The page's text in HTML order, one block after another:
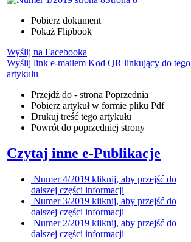
Pobierz dokument
Pokaż Flipbook
Wyślij na Facebooka
Wyślij link e-mailem Kod QR linkujący do tego
artykułu
Przejdź do - strona Poprzednia
Pobierz artykuł w formie pliku Pdf
Drukuj treść tego artykułu
Powrót do poprzedniej strony
Czytaj inne e-Publikacje
Numer 4/2019 kliknij, aby przejść do
dalszej części informacji
Numer 3/2019 kliknij, aby przejść do
dalszej części informacji
Numer 2/2019 kliknij, aby przejść do
dalszej części informacji